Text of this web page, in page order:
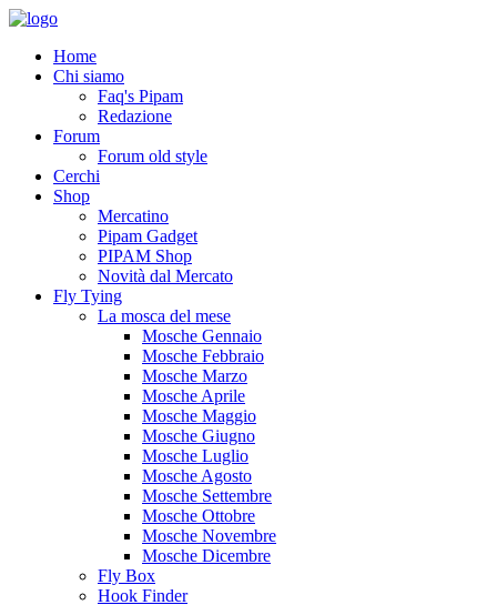
Home
Chi siamo
Faq's Pipam
Redazione
Forum
Forum old style
Cerchi
Shop
Mercatino
Pipam Gadget
PIPAM Shop
Novità dal Mercato
Fly Tying
La mosca del mese
Mosche Gennaio
Mosche Febbraio
Mosche Marzo
Mosche Aprile
Mosche Maggio
Mosche Giugno
Mosche Luglio
Mosche Agosto
Mosche Settembre
Mosche Ottobre
Mosche Novembre
Mosche Dicembre
Fly Box
Hook Finder